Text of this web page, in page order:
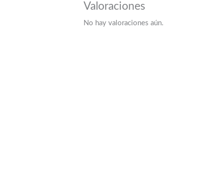
Valoraciones
No hay valoraciones aún.